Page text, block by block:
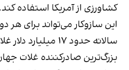
کشاورزی از آمریکا استفاده
این سازوکار می‌تواند برای هر
سالانه حدود ۱۷
بزرگ‌ترین صادرکننده غلات